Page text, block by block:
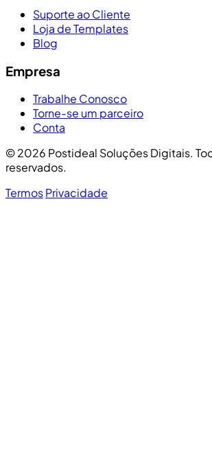
Suporte ao Cliente
Loja de Templates
Blog
Empresa
Trabalhe Conosco
Torne-se um parceiro
Conta
© 2026 Postideal Soluções Digitais.
reservados.
TermosPrivacidade